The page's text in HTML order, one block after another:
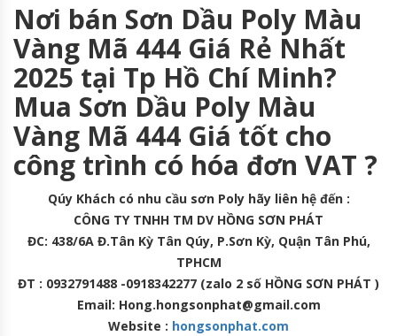
Nơi bán Sơn Dầu Poly Màu
Vàng Mã 444 Giá Rẻ Nhất
2025 tại Tp Hồ Chí Minh?
Mua Sơn Dầu Poly Màu
Vàng Mã 444 Giá tốt cho
công trình có hóa đơn VAT ?
Qúy Khách có nhu cầu sơn Poly hãy liên hệ đến :
CÔNG TY TNHH TM DV HỒNG SƠN PHÁT
ĐC: 438/6A Đ.Tân Kỳ Tân Qúy, P.Sơn Kỳ, Quận Tân Phú,
TPHCM
ĐT : 0932791488 -0918342277 (zalo 2 số HỒNG SƠN PHÁT )
Email: Hong.hongsonphat@gmail.com
Website : hongsonphat.com